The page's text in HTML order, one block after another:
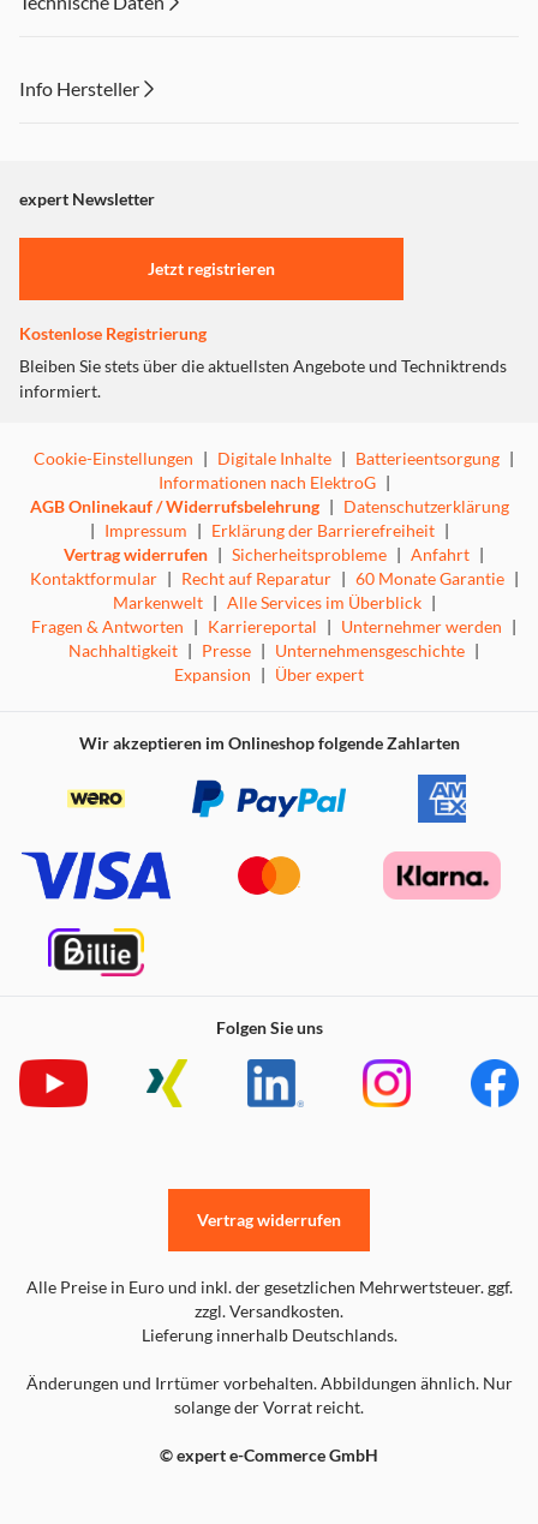
Info Hersteller
"Marketing".
Einstellungen anpassen
expert Newsletter
Jetzt registrieren
Kostenlose Registrierung
Bleiben Sie stets über die aktuellsten Angebote und Techniktrends
informiert.
Cookie-Einstellungen | Digitale Inhalte | Batterieentsorgung |
Informationen nach ElektroG |
AGB Onlinekauf / Widerrufsbelehrung | Datenschutzerklärung
| Impressum | Erklärung der Barrierefreiheit |
Vertrag widerrufen | Sicherheitsprobleme | Anfahrt |
Kontaktformular | Recht auf Reparatur | 60 Monate Garantie |
Markenwelt | Alle Services im Überblick |
Fragen & Antworten | Karriereportal | Unternehmer werden |
Nachhaltigkeit | Presse | Unternehmensgeschichte |
Expansion | Über expert
Wir akzeptieren im Onlineshop folgende Zahlarten
Folgen Sie uns
Alle Preise in Euro und inkl. der gesetzlichen Mehrwertsteuer. ggf.
zzgl. Versandkosten.
Lieferung innerhalb Deutschlands.
Änderungen und Irrtümer vorbehalten. Abbildungen ähnlich. Nur
solange der Vorrat reicht.
© expert e-Commerce GmbH
Vertrag widerrufen